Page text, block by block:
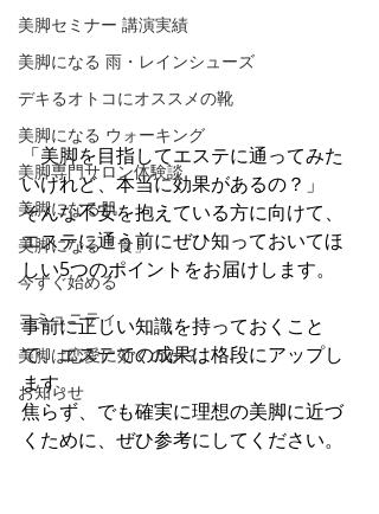
美脚セミナー 講演実績
美脚になる 雨・レインシューズ
デキるオトコにオススメの靴
美脚になる ウォーキング
美脚専門サロン体験談
美脚になる肌
美脚になる「食」
今すぐ始める
コミュニティ
美脚は恋愛に効くのか？
お知らせ
「美脚を目指してエステに通ってみた
いけれど、本当に効果があるの？」
そんな不安を抱えている方に向けて、
エステに通う前にぜひ知っておいてほ
しい5つのポイントをお届けします。
事前に正しい知識を持っておくこと
で、エステでの成果は格段にアップし
ます。
焦らず、でも確実に理想の美脚に近づ
くために、ぜひ参考にしてください。